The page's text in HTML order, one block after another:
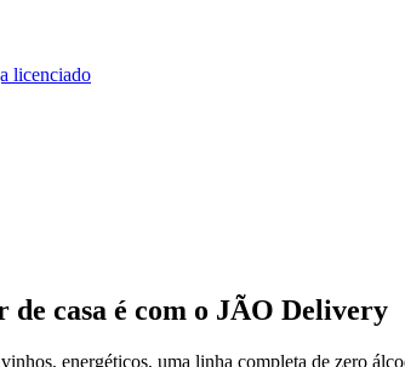
licenciado
de casa é com o JÃO Delivery
energéticos, uma linha completa de zero